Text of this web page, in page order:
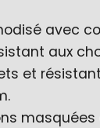
avec
aux
et
masquées